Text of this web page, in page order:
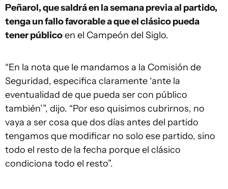
Peñarol, que saldrá en la semana previa al partido,
tenga un fallo favorable a que el clásico pueda
tener públicoen el Campeón del Siglo.
“En la nota que le mandamos a la Comisión de
Seguridad, especifica claramente ‘ante la
eventualidad de que pueda ser con público
también’”, dijo. “Por eso quisimos cubrirnos, no
vaya a ser cosa que dos días antes del partido
tengamos que modificar no solo ese partido, sino
todo el resto de la fecha porque el clásico
condiciona todo el resto”.